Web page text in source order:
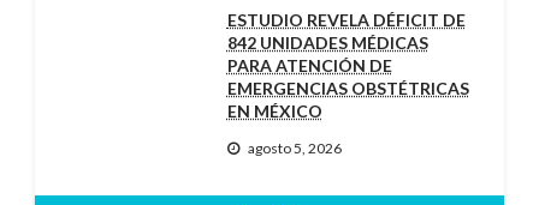
ESTUDIO REVELA DÉFICIT DE
842 UNIDADES MÉDICAS
PARA ATENCIÓN DE
EMERGENCIAS OBSTÉTRICAS
EN MÉXICO
agosto 5, 2026